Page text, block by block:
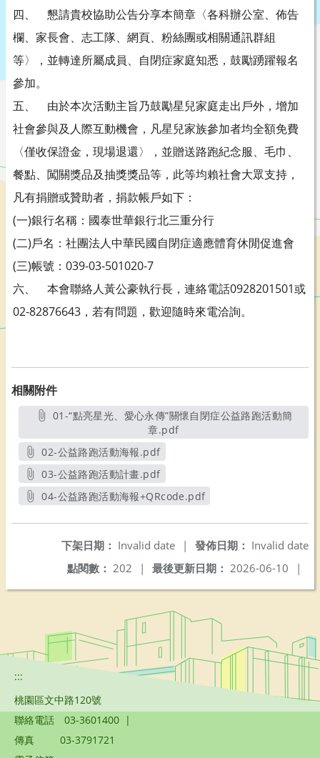
四、 懇請貴校協助公告分享本簡章〈各科辦公室、佈告
欄、家長會、志工隊、網頁、粉絲團或相關通訊群組
等〉，並轉達所屬成員、自閉症家庭知悉，鼓勵踴躍報名
參加。
五、 由於本次活動主旨乃鼓勵星兒家庭走出戶外，增加
社會參與及人際互動機會，凡星兒家族參加者均全額免費
〈僅收保證金，現場退還〉，並贈送路跑紀念服、毛巾、
餐點、闖關獎品及抽獎獎品等，此等均賴社會大眾支持，
凡有捐贈或贊助者，捐款帳戶如下：
(一)銀行名稱：國泰世華銀行北三重分行
(二)戶名：社團法人中華民國自閉症適應體育休閒促進會
(三)帳號：039-03-501020-7
六、 本會聯絡人黃公豪執行長，連絡電話0928201501或
02-82876643，若有問題，歡迎隨時來電洽詢。
相關附件
章.pdf另開新視窗
02-公益路跑活動海報.pdf
另開新視窗
03-公益路跑活動計畫.pdf
另開新視窗
04-公益路跑活動海報+QRcode.pdf
發佈日期： Invalid date
下架日期： Invalid date
|
最後更新日期： 2026-06-10 |
點閱數： 202 |
:::
桃園區文中路120號
聯絡電話
03-3601400 |
傳真
03-3791721